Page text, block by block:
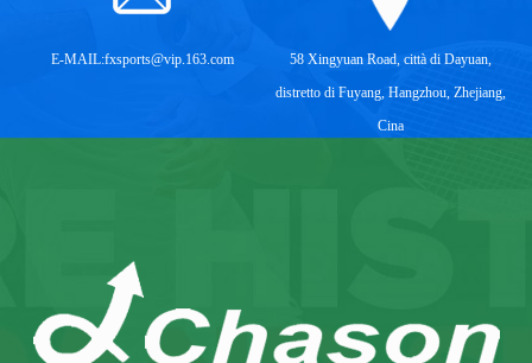
E-MAIL:fxsports@vip.163.com
58 Xingyuan Road, città di Dayuan,
distretto di Fuyang, Hangzhou, Zhejiang,
Cina